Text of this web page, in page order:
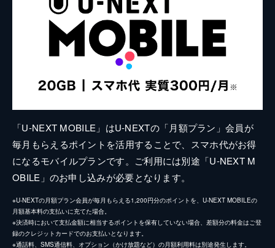
「U-NEXT MOBILE」はU-NEXTの「月額プラン」会員が
毎月もらえるポイントを活用することで、スマホ代がお得
になるモバイルプランです。ご利用には別途「U-NEXT M
OBILE」のお申し込みが必要となります。
※U-NEXTの月額プラン会員が毎月もらえる1,200円分のポイントを、U-NEXT MOBILEの
月額基本料の支払いに充てた場合。
※決済時において支払金額に相当するポイントを保有していない場合、差額分の料金はご登
録のクレジットカードでのお支払いとなります。
※通話料、SMS通信料、オプション（かけ放題など）の月額利用料は別途発生します。